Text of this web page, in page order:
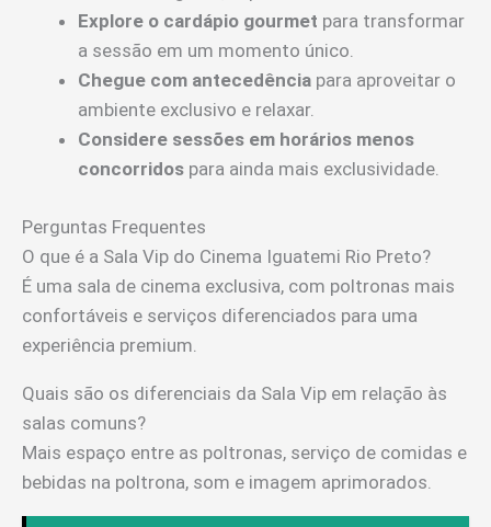
Explore o cardápio gourmet para transformar
a sessão em um momento único.
Chegue com antecedência para aproveitar o
ambiente exclusivo e relaxar.
Considere sessões em horários menos
concorridos para ainda mais exclusividade.
Perguntas Frequentes
O que é a Sala Vip do Cinema Iguatemi Rio Preto?
É uma sala de cinema exclusiva, com poltronas mais
confortáveis e serviços diferenciados para uma
experiência premium.
Quais são os diferenciais da Sala Vip em relação às
salas comuns?
Mais espaço entre as poltronas, serviço de comidas e
bebidas na poltrona, som e imagem aprimorados.